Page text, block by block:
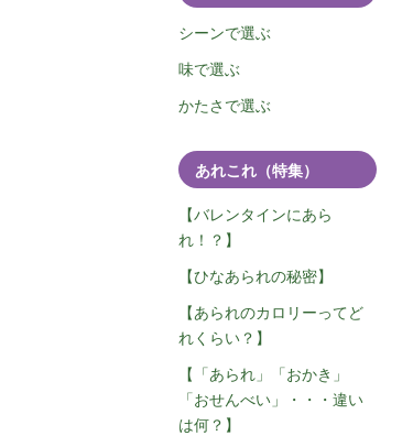
シーンで選ぶ
味で選ぶ
かたさで選ぶ
あれこれ（特集）
【バレンタインにあら
れ！？】
【ひなあられの秘密】
【あられのカロリーってど
れくらい？】
【「あられ」「おかき」
「おせんべい」・・・違い
は何？】